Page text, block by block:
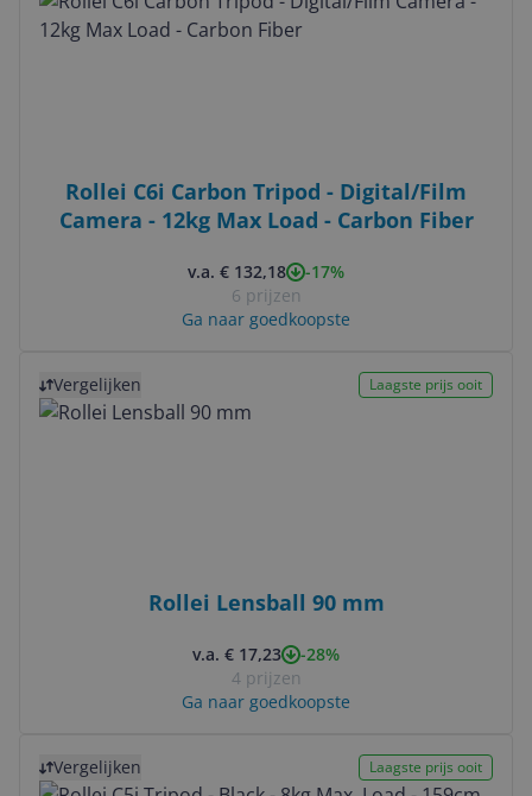
Rollei C6i Carbon Tripod - Digital/Film
Camera - 12kg Max Load - Carbon Fiber
v.a. € 132,18
-17%
6 prijzen
Ga naar goedkoopste
Vergelijken Laagste prijs ooit
Rollei Lensball 90 mm
v.a. € 17,23
-28%
4 prijzen
Ga naar goedkoopste
Vergelijken Laagste prijs ooit